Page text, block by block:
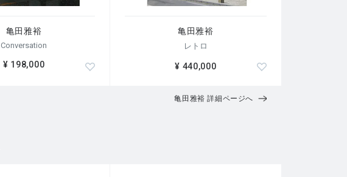
亀田雅裕
Conversation
¥ 198,000
亀田雅裕
レトロ
¥ 440,000
亀田雅裕 詳細ページへ